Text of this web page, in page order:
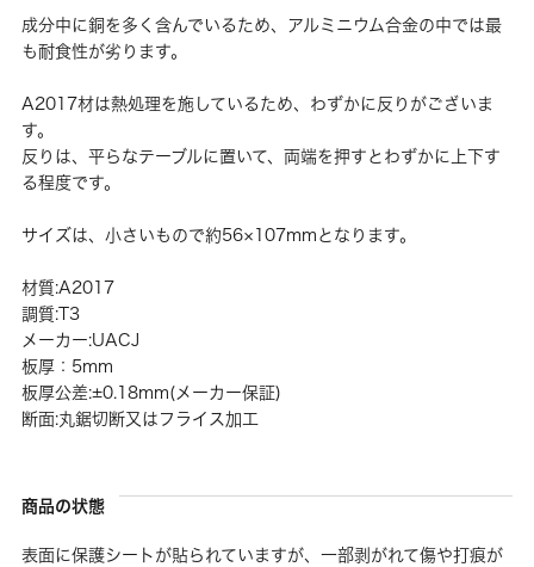
成分中に銅を多く含んでいるため、アルミニウム合金の中では最
も耐食性が劣ります。
A2017材は熱処理を施しているため、わずかに反りがございま
す。
反りは、平らなテーブルに置いて、両端を押すとわずかに上下す
る程度です。
サイズは、小さいもので約56×107mmとなります。
材質:A2017
調質:T3
メーカー:UACJ
板厚：5mm
板厚公差:±0.18mm(メーカー保証)
断面:丸鋸切断又はフライス加工
商品の状態
表面に保護シートが貼られていますが、一部剥がれて傷や打痕が